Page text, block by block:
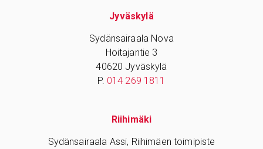
Jyväskylä
Sydänsairaala Nova
Hoitajantie 3
40620 Jyväskylä
P. 014 269 1811
Riihimäki
Sydänsairaala Assi, Riihimäen toimipiste